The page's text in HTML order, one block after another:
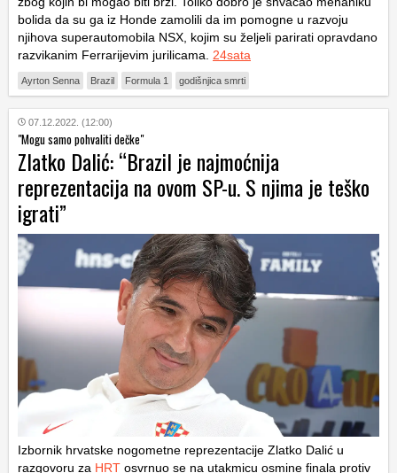
bolida da su ga iz Honde zamolili da im pomogne u razvoju
njihova superautomobila NSX, kojim su željeli parirati opravdano
razvikanim Ferrarijevim jurilicama. 24sata
Ayrton Senna Brazil Formula 1 godišnjica smrti
07.12.2022. (12:00)
"Mogu samo pohvaliti dečke"
Zlatko Dalić: “Brazil je najmoćnija
reprezentacija na ovom SP-u. S njima je teško
igrati”
Izbornik hrvatske nogometne reprezentacije Zlatko Dalić u
razgovoru za HRT osvrnuo se na utakmicu osmine finala protiv